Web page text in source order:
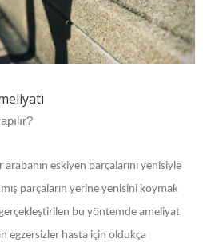
arabanın eskiyen parçalarını yenisiyle
parçaların yerine yenisini koymak
bu yöntemde ameliyat
egzersizler hasta için oldukça